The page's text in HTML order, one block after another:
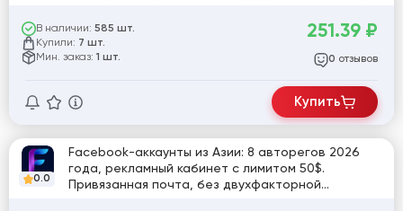
подтверждения в комплекте | №2
В наличии: 585 шт.
Купили: 7 шт.
Мин. заказ: 1 шт.
251.39 ₽
0 отзывов
Купить
0.0
Facebook-аккаунты из Азии: 8 авторегов 2026
года, рекламный кабинет с лимитом 50$.
Привязанная почта, без двухфакторной